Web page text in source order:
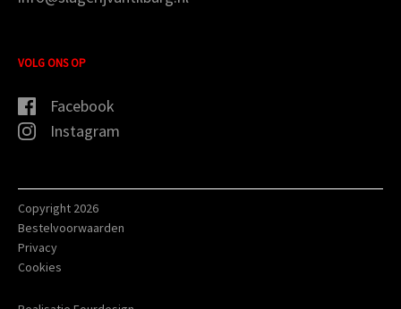
VOLG ONS OP
Facebook
Instagram
Copyright 2026
Bestelvoorwaarden
Privacy
Cookies